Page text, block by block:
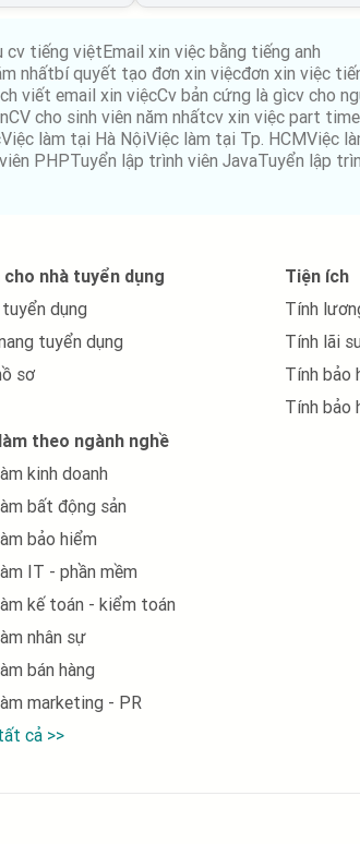
việc làm trưởng phòng
việc làm phó giám đốc
việc làm giám đốc
việc làm phó tổng giám đốc
việc làm quản lý cấp trung
việc làm quản lý cấp cao
cv tiếng việtEmail xin việc bằng tiếng anh
nhấtbí quyết tạo đơn xin việcđơn xin việc
viết email xin việcCv bản cứng là gìcv cho
CV cho sinh viên năm nhấtcv xin việc part time
Việc làm tại Hà NộiViệc làm tại Tp. HCMViệc
PHPTuyển lập trình viên JavaTuyển lập
cho nhà tuyển dụng
dụng
tuyển dụng
sơ
theo ngành nghề
kinh doanh
bất động sản
bảo hiểm
IT - phần mềm
kế toán - kiểm toán
nhân sự
bán hàng
marketing - PR
cả >>
Tiện ích
Tính
Tính lãi
Tính bảo
Tính bảo